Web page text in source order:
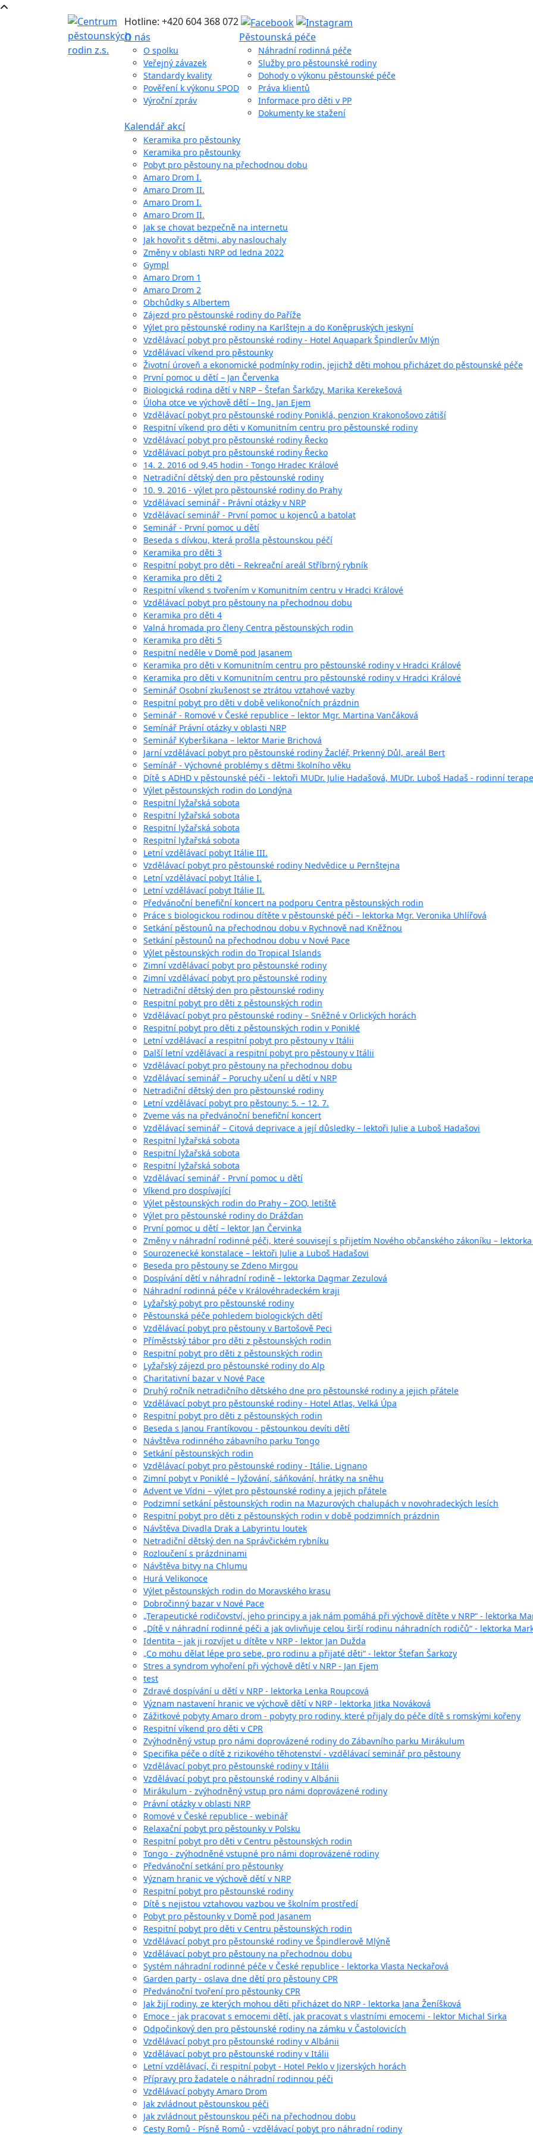
Hotline: +420 604 368 072
O nás
O spolku
Veřejný závazek
Standardy kvality
Pověření k výkonu SPOD
Výroční zpráv
Pěstounská péče
Náhradní rodinná péče
Služby pro pěstounské rodiny
Dohody o výkonu pěstounské péče
Práva klientů
Informace pro děti v PP
Dokumenty ke stažení
Kalendář akcí
Keramika pro pěstounky
Keramika pro pěstounky
Pobyt pro pěstouny na přechodnou dobu
Amaro Drom I.
Amaro Drom II.
Amaro Drom I.
Amaro Drom II.
Jak se chovat bezpečně na internetu
Jak hovořit s dětmi, aby naslouchaly
Změny v oblasti NRP od ledna 2022
Gympl
Amaro Drom 1
Amaro Drom 2
Obchůdky s Albertem
Zájezd pro pěstounské rodiny do Paříže
Výlet pro pěstounské rodiny na Karlštejn a do Koněpruských jeskyní
Vzdělávací pobyt pro pěstounské rodiny - Hotel Aquapark Špindlerův Mlýn
Vzdělávací víkend pro pěstounky
Životní úroveň a ekonomické podmínky rodin, jejichž děti mohou přicházet do pěstounské péče
První pomoc u dětí – Jan Červenka
Biologická rodina dětí v NRP – Štefan Šarkőzy, Marika Kerekešová
Úloha otce ve výchově dětí – Ing. Jan Ejem
Vzdělávací pobyt pro pěstounské rodiny Poniklá, penzion Krakonošovo zátiší
Respitní víkend pro děti v Komunitním centru pro pěstounské rodiny
Vzdělávací pobyt pro pěstounské rodiny Řecko
Vzdělávací pobyt pro pěstounské rodiny Řecko
14. 2. 2016 od 9,45 hodin - Tongo Hradec Králové
Netradiční dětský den pro pěstounské rodiny
10. 9. 2016 - výlet pro pěstounské rodiny do Prahy
Vzdělávací seminář - Právní otázky v NRP
Vzdělávací seminář - První pomoc u kojenců a batolat
Seminář - První pomoc u dětí
Beseda s dívkou, která prošla pěstounskou péčí
Keramika pro děti 3
Respitní pobyt pro děti – Rekreační areál Stříbrný rybník
Keramika pro děti 2
Respitní víkend s tvořením v Komunitním centru v Hradci Králové
Vzdělávací pobyt pro pěstouny na přechodnou dobu
Keramika pro děti 4
Valná hromada pro členy Centra pěstounských rodin
Keramika pro děti 5
Respitní neděle v Domě pod Jasanem
Keramika pro děti v Komunitním centru pro pěstounské rodiny v Hradci Králové
Keramika pro děti v Komunitním centru pro pěstounské rodiny v Hradci Králové
Seminář Osobní zkušenost se ztrátou vztahové vazby
Respitní pobyt pro děti v době velikonočních prázdnin
Seminář - Romové v České republice – lektor Mgr. Martina Vančáková
Semínář Právní otázky v oblasti NRP
Seminář Kyberšikana – lektor Marie Brichová
Jarní vzdělávací pobyt pro pěstounské rodiny Žacléř, Prkenný Důl, areál Bert
Semínář - Výchovné problémy s dětmi školního věku
Dítě s ADHD v pěstounské péči - lektoři MUDr. Julie Hadašová, MUDr. Luboš Hadaš - rodinní
Výlet pěstounských rodin do Londýna
Respitní lyžařská sobota
Respitní lyžařská sobota
Respitní lyžařská sobota
Respitní lyžařská sobota
Letní vzdělávací pobyt Itálie III.
Vzdělávací pobyt pro pěstounské rodiny Nedvědice u Pernštejna
Letní vzdělávací pobyt Itálie I.
Letní vzdělávací pobyt Itálie II.
Předvánoční benefiční koncert na podporu Centra pěstounských rodin
Práce s biologickou rodinou dítěte v pěstounské péči – lektorka Mgr. Veronika Uhlířová
Setkání pěstounů na přechodnou dobu v Rychnově nad Kněžnou
Setkání pěstounů na přechodnou dobu v Nové Pace
Výlet pěstounských rodin do Tropical Islands
Zimní vzdělávací pobyt pro pěstounské rodiny
Zimní vzdělávací pobyt pro pěstounské rodiny
Netradiční dětský den pro pěstounské rodiny
Respitní pobyt pro děti z pěstounských rodin
Vzdělávací pobyt pro pěstounské rodiny – Sněžné v Orlických horách
Respitní pobyt pro děti z pěstounských rodin v Poniklé
Letní vzdělávací a respitní pobyt pro pěstouny v Itálii
Další letní vzdělávací a respitní pobyt pro pěstouny v Itálii
Vzdělávací pobyt pro pěstouny na přechodnou dobu
Vzdělávací seminář – Poruchy učení u dětí v NRP
Netradiční dětský den pro pěstounské rodiny
Letní vzdělávací pobyt pro pěstouny: 5. – 12. 7.
Zveme vás na předvánoční benefiční koncert
Vzdělávací seminář – Citová deprivace a její důsledky – lektoři Julie a Luboš Hadašovi
Respitní lyžařská sobota
Respitní lyžařská sobota
Respitní lyžařská sobota
Vzdělávací seminář - První pomoc u dětí
Víkend pro dospívající
Výlet pěstounských rodin do Prahy – ZOO, letiště
Výlet pro pěstounské rodiny do Drážďan
První pomoc u dětí – lektor Jan Červinka
Změny v náhradní rodinné péči, které souvisejí s přijetím Nového občanského zákoníku –
Sourozenecké konstalace – lektoři Julie a Luboš Hadašovi
Beseda pro pěstouny se Zdeno Mirgou
Dospívání dětí v náhradní rodině – lektorka Dagmar Zezulová
Náhradní rodinná péče v Královéhradeckém kraji
Lyžařský pobyt pro pěstounské rodiny
Pěstounská péče pohledem biologických dětí
Vzdělávací pobyt pro pěstouny v Bartošově Peci
Příměstský tábor pro děti z pěstounských rodin
Respitní pobyt pro děti z pěstounských rodin
Lyžařský zájezd pro pěstounské rodiny do Alp
Charitativní bazar v Nové Pace
Druhý ročník netradičního dětského dne pro pěstounské rodiny a jejich přátele
Vzdělávací pobyt pro pěstounské rodiny - Hotel Atlas, Velká Úpa
Respitní pobyt pro děti z pěstounských rodin
Beseda s Janou Frantíkovou - pěstounkou devíti dětí
Návštěva rodinného zábavního parku Tongo
Setkání pěstounských rodin
Vzdělávací pobyt pro pěstounské rodiny - Itálie, Lignano
Zimní pobyt v Poniklé – lyžování, sáňkování, hrátky na sněhu
Advent ve Vídni – výlet pro pěstounské rodiny a jejich přátele
Podzimní setkání pěstounských rodin na Mazurových chalupách v novohradeckých lesích
Respitní pobyt pro děti z pěstounských rodin v době podzimních prázdnin
Návštěva Divadla Drak a Labyrintu loutek
Netradiční dětský den na Správčickém rybníku
Rozloučení s prázdninami
Návštěva bitvy na Chlumu
Hurá Velikonoce
Výlet pěstounských rodin do Moravského krasu
Dobročinný bazar v Nové Pace
„Terapeutické rodičovství, jeho principy a jak nám pomáhá při výchově dítěte v NRP“ - lektorka
„Dítě v náhradní rodinné péči a jak ovlivňuje celou širší rodinu náhradních rodičů“ - lektorka
Identita – jak ji rozvíjet u dítěte v NRP - lektor Jan Dužda
„Co mohu dělat lépe pro sebe, pro rodinu a přijaté děti“ - lektor Štefan Šarkozy
Stres a syndrom vyhoření při výchově dětí v NRP - Jan Ejem
test
Zdravé dospívání u dětí v NRP - lektorka Lenka Roupcová
Význam nastavení hranic ve výchově dětí v NRP - lektorka Jitka Nováková
Zážitkové pobyty Amaro drom - pobyty pro rodiny, které přijaly do péče dítě s romskými kořeny
Respitní víkend pro děti v CPR
Zvýhodněný vstup pro námi doprovázené rodiny do Zábavního parku Mirákulum
Specifika péče o dítě z rizikového těhotenství - vzdělávací seminář pro pěstouny
Vzdělávací pobyt pro pěstounské rodiny v Itálii
Vzdělávací pobyt pro pěstounské rodiny v Albánii
Mirákulum - zvýhodněný vstup pro námi doprovázené rodiny
Právní otázky v oblasti NRP
Romové v České republice - webinář
Relaxační pobyt pro pěstounky v Polsku
Respitní pobyt pro děti v Centru pěstounských rodin
Tongo - zvýhodněné vstupné pro námi doprovázené rodiny
Předvánoční setkání pro pěstounky
Význam hranic ve výchově dětí v NRP
Respitní pobyt pro pěstounské rodiny
Dítě s nejistou vztahovou vazbou ve školním prostředí
Pobyt pro pěstounky v Domě pod Jasanem
Respitní pobyt pro děti v Centru pěstounských rodin
Vzdělávací pobyt pro pěstounské rodiny ve Špindlerově Mlýně
Vzdělávací pobyt pro pěstouny na přechodnou dobu
Systém náhradní rodinné péče v České republice - lektorka Vlasta Neckařová
Garden party - oslava dne dětí pro pěstouny CPR
Předvánoční tvoření pro pěstounky CPR
Jak žijí rodiny, ze kterých mohou děti přicházet do NRP - lektorka Jana Ženíšková
Emoce - jak pracovat s emocemi dětí, jak pracovat s vlastními emocemi - lektor Michal Sirka
Odpočinkový den pro pěstounské rodiny na zámku v Častolovicích
Vzdělávací pobyt pro pěstounské rodiny v Albánii
Vzdělávací pobyt pro pěstounské rodiny v Itálii
Letní vzdělávací, či respitní pobyt - Hotel Peklo v Jizerských horách
Přípravy pro žadatele o náhradní rodinnou péči
Vzdělávací pobyty Amaro Drom
Jak zvládnout pěstounskou péči
Jak zvládnout pěstounskou péči na přechodnou dobu
Cesty Romů - Písně Romů - vzdělávací pobyt pro náhradní rodiny